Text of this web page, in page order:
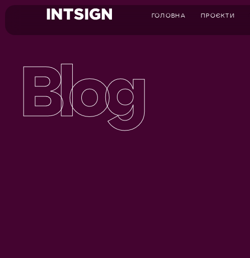
ГОЛОВНА ПРОЄКТИ
Blog